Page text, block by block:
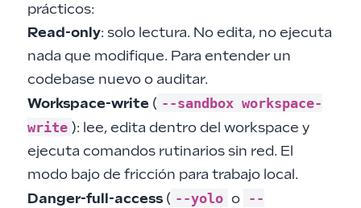
prácticos:
Read-only: solo lectura. No edita, no ejecuta
nada que modifique. Para entender un
codebase nuevo o auditar.
Workspace-write( --sandbox workspace-
write ): lee, edita dentro del workspace y
ejecuta comandos rutinarios sin red. El
modo bajo de fricción para trabajo local.
Danger-full-access( --yolo o --